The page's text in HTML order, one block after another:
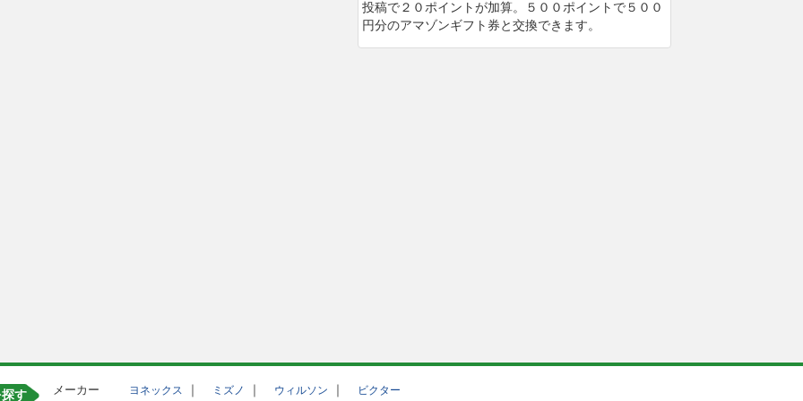
投稿で２０ポイントが加算。５００ポイントで５００
円分のアマゾンギフト券と交換できます。
す メーカー ヨネックス ｜ ミズノ ｜ ウィルソン ｜ ビクター